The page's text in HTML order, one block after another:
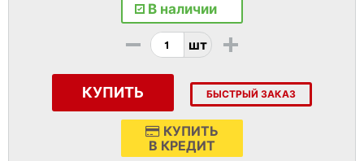
В наличии
- шт +
КУПИТЬ БЫСТРЫЙ ЗАКАЗ
КУПИТЬ
В КРЕДИТ